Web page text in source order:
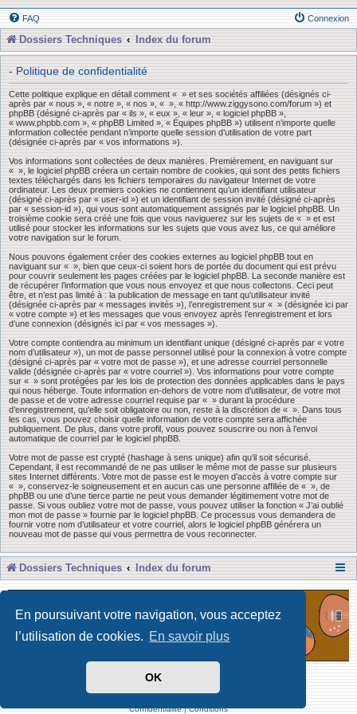
En poursuivant votre navigation, vous acceptez
l’utilisation de cookies. En savoir plus
OK
FAQ Connexion
Dossiers Techniques Index du forum
- Politique de confidentialité
Cette politique explique en détail comment « » et ses sociétés affiliées (désignés ci-
après par « nous », « notre », « nos », « », « http://www.ziggysono.com/forum ») et
phpBB (désigné ci-après par « ils », « eux », « leur », « logiciel phpBB »,
« www.phpbb.com », « phpBB Limited », « Équipes phpBB ») utilisent n’importe quelle
information collectée pendant n’importe quelle session d’utilisation de votre part
(désignée ci-après par « vos informations »).
Vos informations sont collectées de deux manières. Premièrement, en naviguant sur
« », le logiciel phpBB créera un certain nombre de cookies, qui sont des petits fichiers
textes téléchargés dans les fichiers temporaires du navigateur Internet de votre
ordinateur. Les deux premiers cookies ne contiennent qu’un identifiant utilisateur
(désigné ci-après par « user-id ») et un identifiant de session invité (désigné ci-après
par « session-id »), qui vous sont automatiquement assignés par le logiciel phpBB. Un
troisième cookie sera créé une fois que vous naviguerez sur les sujets de « » et est
utilisé pour stocker les informations sur les sujets que vous avez lus, ce qui améliore
votre navigation sur le forum.
Nous pouvons également créer des cookies externes au logiciel phpBB tout en
naviguant sur « », bien que ceux-ci soient hors de portée du document qui est prévu
pour couvrir seulement les pages créées par le logiciel phpBB. La seconde manière est
de récupérer l’information que vous nous envoyez et que nous collectons. Ceci peut
être, et n’est pas limité à : la publication de message en tant qu’utilisateur invité
(désignée ci-après par « messages invités »), l’enregistrement sur « » (désignée ici par
« votre compte ») et les messages que vous envoyez après l’enregistrement et lors
d’une connexion (désignés ici par « vos messages »).
Votre compte contiendra au minimum un identifiant unique (désigné ci-après par « votre
nom d’utilisateur »), un mot de passe personnel utilisé pour la connexion à votre compte
(désigné ci-après par « votre mot de passe »), et une adresse courriel personnelle
valide (désignée ci-après par « votre courriel »). Vos informations pour votre compte
sur « » sont protégées par les lois de protection des données applicables dans le pays
qui nous héberge. Toute information en-dehors de votre nom d’utilisateur, de votre mot
de passe et de votre adresse courriel requise par « » durant la procédure
d’enregistrement, qu’elle soit obligatoire ou non, reste à la discrétion de « ». Dans tous
les cas, vous pouvez choisir quelle information de votre compte sera affichée
publiquement. De plus, dans votre profil, vous pouvez souscrire ou non à l’envoi
automatique de courriel par le logiciel phpBB.
Votre mot de passe est crypté (hashage à sens unique) afin qu’il soit sécurisé.
Cependant, il est recommandé de ne pas utiliser le même mot de passe sur plusieurs
sites Internet différents. Votre mot de passe est le moyen d’accès à votre compte sur
« », conservez-le soigneusement et en aucun cas une personne affiliée de « », de
phpBB ou une d’une tierce partie ne peut vous demander légitimement votre mot de
passe. Si vous oubliez votre mot de passe, vous pouvez utiliser la fonction « J’ai oublié
mon mot de passe » fournie par le logiciel phpBB. Ce processus vous demandera de
fournir votre nom d’utilisateur et votre courriel, alors le logiciel phpBB générera un
nouveau mot de passe qui vous permettra de vous reconnecter.
Dossiers Techniques Index du forum
Développé par Forum Software © phpBB Limited
Traduit par phpBB-fr
Confidentialité|Conditions